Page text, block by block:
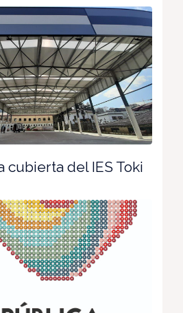
cubierta del IES Toki